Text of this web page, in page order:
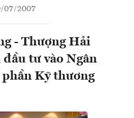
07/2007
- Thượng Hải
tư vào Ngân
phần Kỹ thương